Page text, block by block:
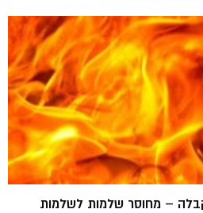
– מחוסר שלמות לשלמות